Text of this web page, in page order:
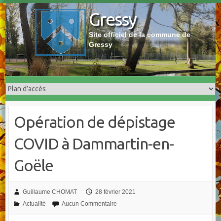
Skip
to
content
Gressy
Site officiel de la commune de
Gressy
Opération de dépistage
COVID à Dammartin-en-
Goële
Guillaume CHOMAT
28 février 2021
Actualité
Aucun Commentaire